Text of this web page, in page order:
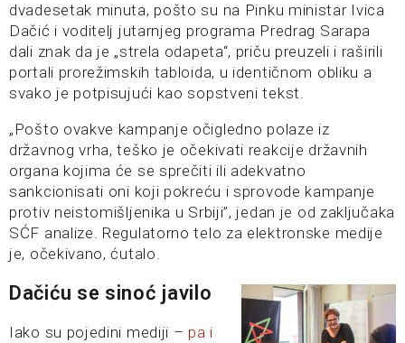
dvadesetak minuta, pošto su na Pinku ministar Ivica
Dačić i voditelj jutarnjeg programa Predrag Sarapa
dali znak da je „strela odapeta“, priču preuzeli i raširili
portali prorežimskih tabloida, u identičnom obliku a
svako je potpisujući kao sopstveni tekst.
„Pošto ovakve kampanje očigledno polaze iz
državnog vrha, teško je očekivati reakcije državnih
organa kojima će se sprečiti ili adekvatno
sankcionisati oni koji pokreću i sprovode kampanje
protiv neistomišljenika u Srbiji”, jedan je od zaključaka
SĆF analize. Regulatorno telo za elektronske medije
je, očekivano, ćutalo.
Dačiću se sinoć javilo
Iako su pojedini mediji – pa i